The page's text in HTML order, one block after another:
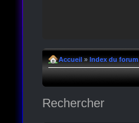
Accueil » Index du forum
Rechercher